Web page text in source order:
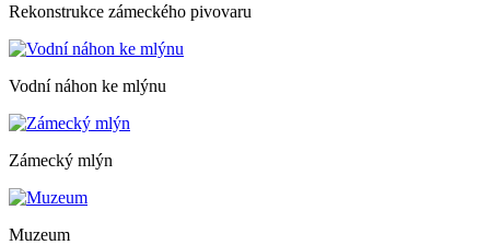
Rekonstrukce zámeckého pivovaru
Vodní náhon ke mlýnu
Zámecký mlýn
Muzeum